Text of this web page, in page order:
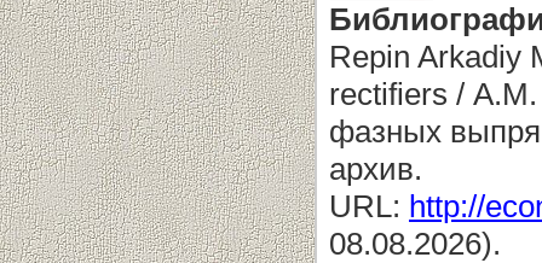
Repin Arkadiy
rectifiers / А.М.
фазных
архив.
URL: http://
08.08.2026).